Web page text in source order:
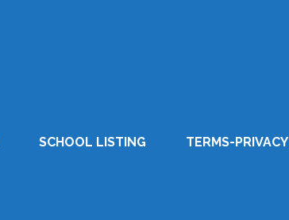
SCHOOL LISTING TERMS-PRIVACY